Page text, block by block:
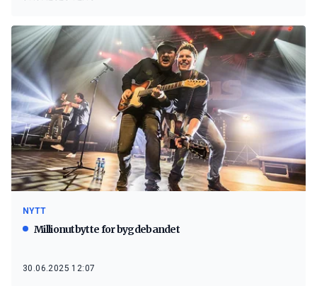
NYTT
Millionutbytte for bygdebandet
30.06.2025 12:07